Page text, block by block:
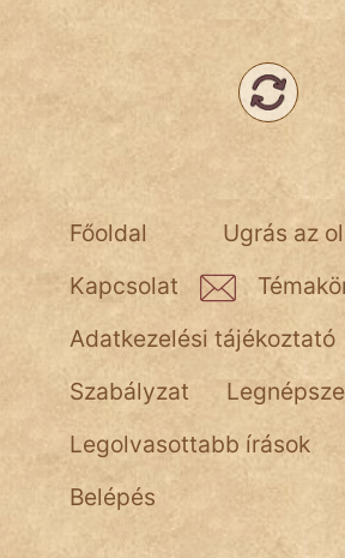
vörös ördög
Név nélkül
pszichopati
szegény legény
Hoffer Botond
szemfüles
Ugrás az
Főoldal
Kapcsolat
Adatkezelési tájékoztató
Szabályzat
Legolvasottabb írások
Belépés